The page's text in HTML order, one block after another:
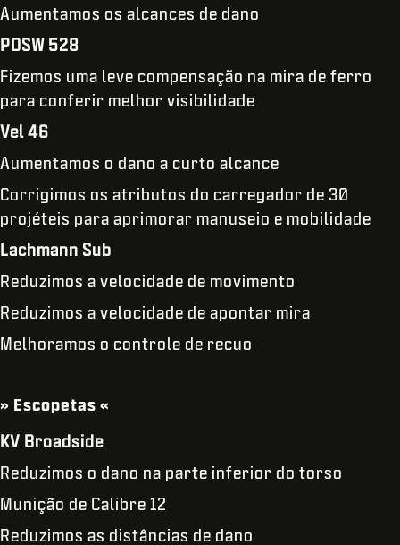
Aumentamos os alcances de dano
PDSW 528
Fizemos uma leve compensação na mira de ferro
para conferir melhor visibilidade
Vel 46
Aumentamos o dano a curto alcance
Corrigimos os atributos do carregador de 30
projéteis para aprimorar manuseio e mobilidade
Lachmann Sub
Reduzimos a velocidade de movimento
Reduzimos a velocidade de apontar mira
Melhoramos o controle de recuo
» Escopetas «
KV Broadside
Reduzimos o dano na parte inferior do torso
Munição de Calibre 12
Reduzimos as distâncias de dano